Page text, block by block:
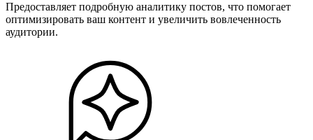
Предоставляет подробную аналитику постов, что помогает
оптимизировать ваш контент и увеличить вовлеченность
аудитории.